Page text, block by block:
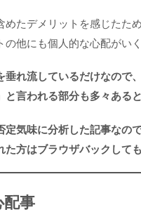
たデメリットを感じたた
他にも個人的な心配がい
れ流しているだけなので、
と言われる部分も多々ある
気味に分析した記事なので
方はブラウザバックして
事